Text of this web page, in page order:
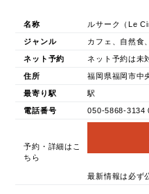
名称 ルサーク（Le
ジャンル カフェ、自然食
ネット予約 ネット予約は未
住所 福岡県福岡市中
最寄り駅 駅
電話番号 050-5868-3134
予約・詳細はこ
ちら
最新情報は必ず